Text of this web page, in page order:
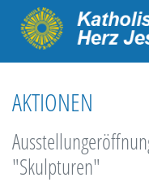
AKTIONEN
"Skulpturen"